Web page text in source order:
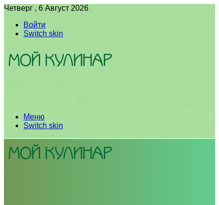
Четверг , 6 Август 2026
Войти
Switch skin
Меню
Switch skin